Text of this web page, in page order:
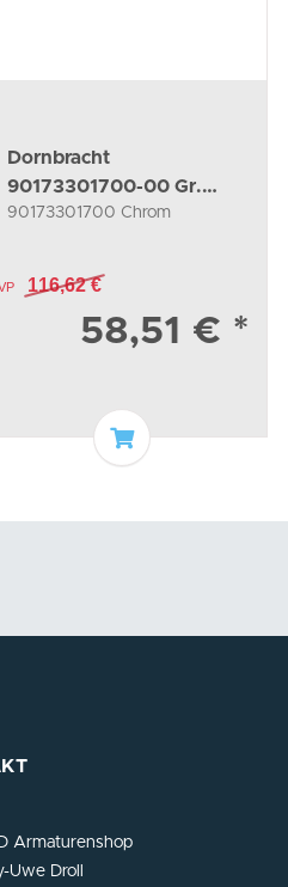
Dornbracht
90173301700-00 Gr.
Ersatzteile
90173301700 Chrom
116,62 €
58,51 € *
In den Warenkorb
Armaturenshop
Uwe Droll